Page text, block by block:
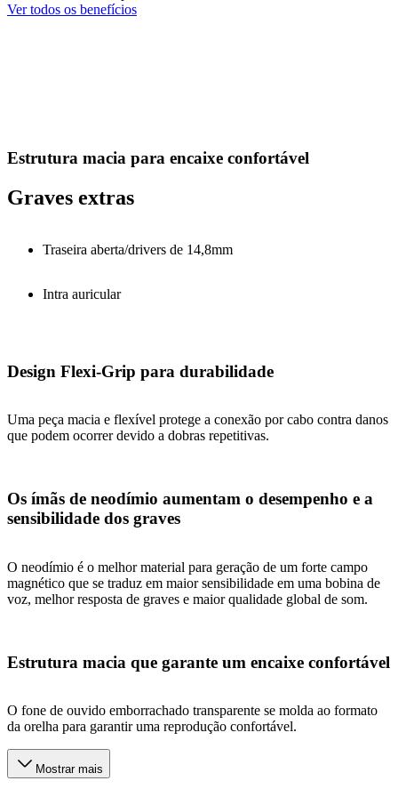
Ver todos os benefícios
Estrutura macia para encaixe confortável
Graves extras
Traseira aberta/drivers de 14,8mm
Intra auricular
Design Flexi-Grip para durabilidade
Uma peça macia e flexível protege a conexão por cabo contra danos
que podem ocorrer devido a dobras repetitivas.
Os ímãs de neodímio aumentam o desempenho e a
sensibilidade dos graves
O neodímio é o melhor material para geração de um forte campo
magnético que se traduz em maior sensibilidade em uma bobina de
voz, melhor resposta de graves e maior qualidade global de som.
Estrutura macia que garante um encaixe confortável
O fone de ouvido emborrachado transparente se molda ao formato
da orelha para garantir uma reprodução confortável.
Mostrar mais